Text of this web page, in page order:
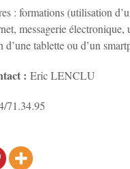
: formations (utilisation
messagerie
tablette ou d’un
: Eric LENCLU
71.34.95